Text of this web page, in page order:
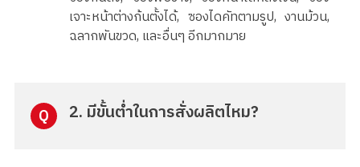
เจาะหน้าต่างก้นตั้งได้, ซองไดคัทตามรูป, งานม้วน,
ฉลากพันขวด, และอื่นๆ อีกมากมาย
Q 2. มีขั้นต่ำในการสั่งผลิตไหม?